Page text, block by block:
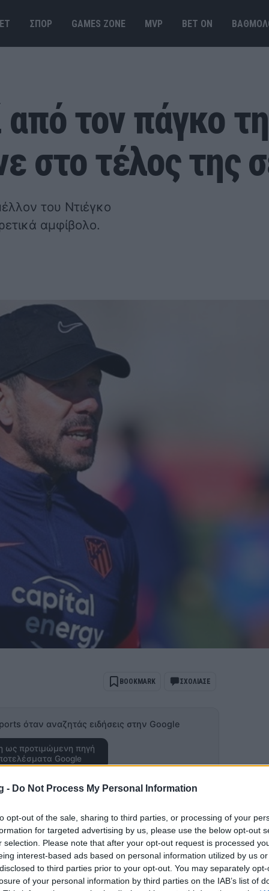
- Do Not Process My Personal Information
opt-out of the sale, sharing to third parties, or processing of your
for targeted advertising by us, please use the below opt-out
selection. Please note that after your opt-out request is processed
interest-based ads based on personal information utilized by us
to third parties prior to your opt-out. You may separately
of your personal information by third parties on the IAB’s list of
ΣΠΟΡ GAMES ΖΟΝΕ MVP BET ΟΝ
τον πάγκο
στο τέλος της
του Ντιέγκο
αμφίβολο.
BOOKMARK ΣΧΟΛΙΑΣΕ
όταν αναζητάς ειδήσεις στην Google
ως προτιμώμενη πηγή
Google
υπεύθυνος για την κατάσταση της
να βρει την καλύτερη φόρμα της τη
από πέμπτη θέση της La Liga, που
εκπομπή «Chiringuito», ο Αργεντινός
από την Ατλέτικο Μαδρίτης το